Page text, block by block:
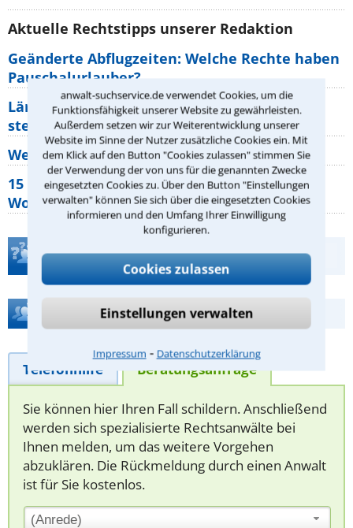
anwalt-suchservice.de verwendet Cookies, um die
Funktionsfähigkeit unserer Website zu gewährleisten.
Außerdem setzen wir zur Weiterentwicklung unserer
Website im Sinne der Nutzer zusätzliche Cookies ein. Mit
dem Klick auf den Button "Cookies zulassen" stimmen Sie
der Verwendung der von uns für die genannten Zwecke
eingesetzten Cookies zu. Über den Button "Einstellungen
verwalten" können Sie sich über die eingesetzten Cookies
informieren und den Umfang Ihrer Einwilligung
konfigurieren.
Cookies zulassen
Einstellungen verwalten
Impressum ⁃ Datenschutzerklärung
Aktuelle Rechtstipps unserer Redaktion
Geänderte Abflugzeiten: Welche Rechte haben
Pauschalurlauber?
Lärm von den Nachbarn: Welche Rechte
stehen mir zu?
Wer muss Zweitwohnungssteuer zahlen?
15 elementare Rechte, die jeder
Wohnungseigentümer kennen sollte
Teste Dein Rechtswissen
Hilfe bei Ihrer Anwaltsuche?
Telefonhilfe Beratungsanfrage
Sie können hier Ihren Fall schildern. Anschließend
werden sich spezialisierte Rechtsanwälte bei
Ihnen melden, um das weitere Vorgehen
abzuklären. Die Rückmeldung durch einen Anwalt
ist für Sie kostenlos.
(Anrede)